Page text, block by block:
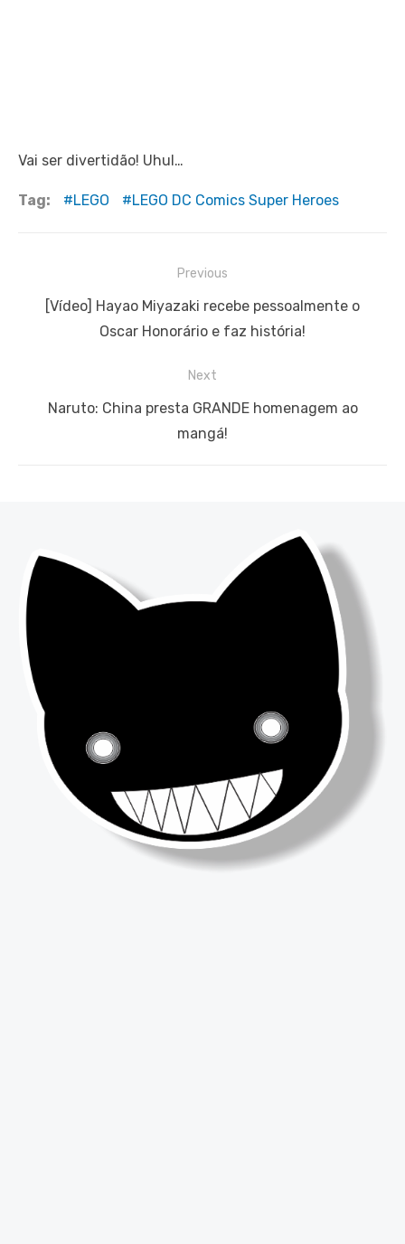
Vai ser divertidão! Uhul…
Tag: LEGO LEGO DC Comics Super Heroes
Previous
Previous
[Vídeo] Hayao Miyazaki recebe pessoalmente o
Oscar Honorário e faz história!
Next
NextNaruto: China presta GRANDE homenagem ao
mangá!